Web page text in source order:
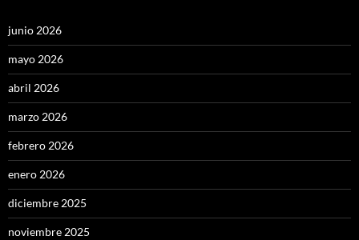
junio 2026
mayo 2026
abril 2026
marzo 2026
febrero 2026
enero 2026
diciembre 2025
noviembre 2025